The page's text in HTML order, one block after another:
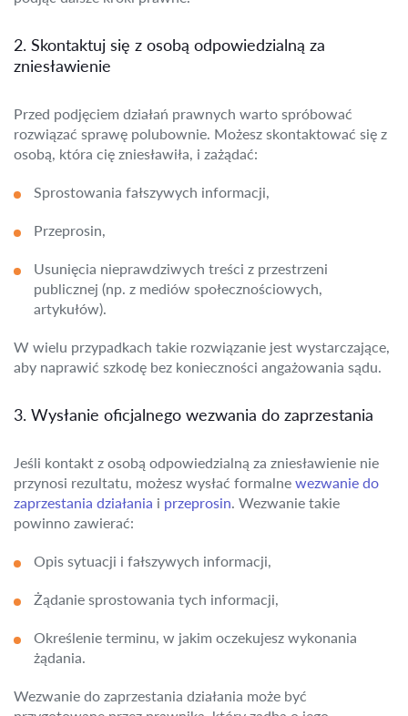
2. Skontaktuj się z osobą odpowiedzialną za
zniesławienie
Przed podjęciem działań prawnych warto spróbować
rozwiązać sprawę polubownie. Możesz skontaktować się z
osobą, która cię zniesławiła, i zażądać:
Sprostowania fałszywych informacji,
Przeprosin,
Usunięcia nieprawdziwych treści z przestrzeni
publicznej (np. z mediów społecznościowych,
artykułów).
W wielu przypadkach takie rozwiązanie jest wystarczające,
aby naprawić szkodę bez konieczności angażowania sądu.
3. Wysłanie oficjalnego wezwania do zaprzestania
Jeśli kontakt z osobą odpowiedzialną za zniesławienie nie
przynosi rezultatu, możesz wysłać formalne wezwanie do
zaprzestania działania i przeprosin. Wezwanie takie
powinno zawierać:
Opis sytuacji i fałszywych informacji,
Żądanie sprostowania tych informacji,
Określenie terminu, w jakim oczekujesz wykonania
żądania.
Wezwanie do zaprzestania działania może być